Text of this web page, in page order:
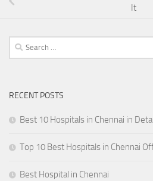
It
Search
for:
RECENT POSTS
Best 10 Hospitals in Chennai in
Top 10 Best Hospitals in Chennai
Best Hospital in Chennai